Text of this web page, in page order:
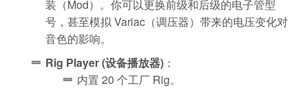
装（Mod）。你可以更换前级和后级的电子管型
号，甚至模拟 Variac（调压器）带来的电压变化对
音色的影响。
Rig Player (设备播放器) ：
内置 20 个工厂 Rig。